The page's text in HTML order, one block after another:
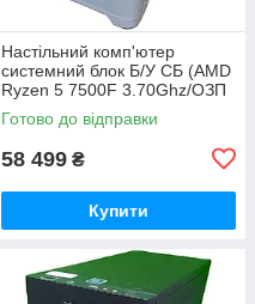
Настільний комп'ютер
системний блок Б/У СБ (AMD
Ryzen 5 7500F 3.70Ghz/ОЗП
32 GB/SSD 1TB/GeForce RTX
4070 Super)
Готово до відправки
58 499 ₴
Купити